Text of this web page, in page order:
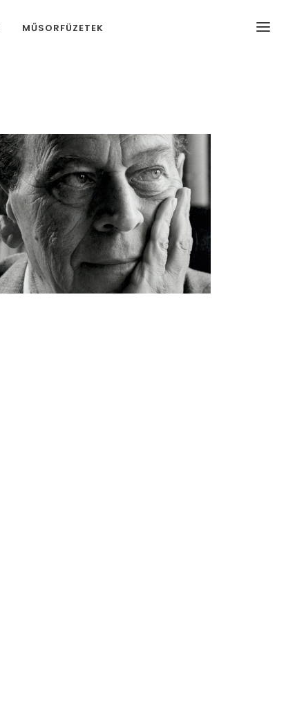
MŰSORFÜZETEK